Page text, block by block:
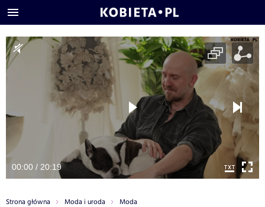
00:00 / 20:19
Strona główna Moda i uroda Moda